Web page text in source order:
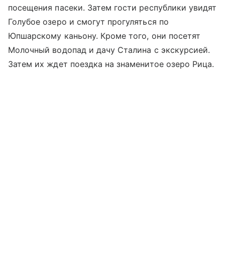
посещения пасеки. Затем гости республики увидят
Голубое озеро и смогут прогуляться по
Юпшарскому каньону. Кроме того, они посетят
Молочный водопад и дачу Сталина с экскурсией.
Затем их ждет поездка на знаменитое озеро Рица.